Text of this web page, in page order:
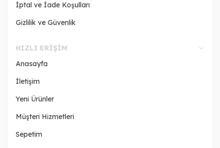
İptal ve İade Koşulları
Gizlilik ve Güvenlik
HIZLI ERIŞIM
Anasayfa
İletişim
Yeni Ürünler
Müşteri Hizmetleri
Sepetim